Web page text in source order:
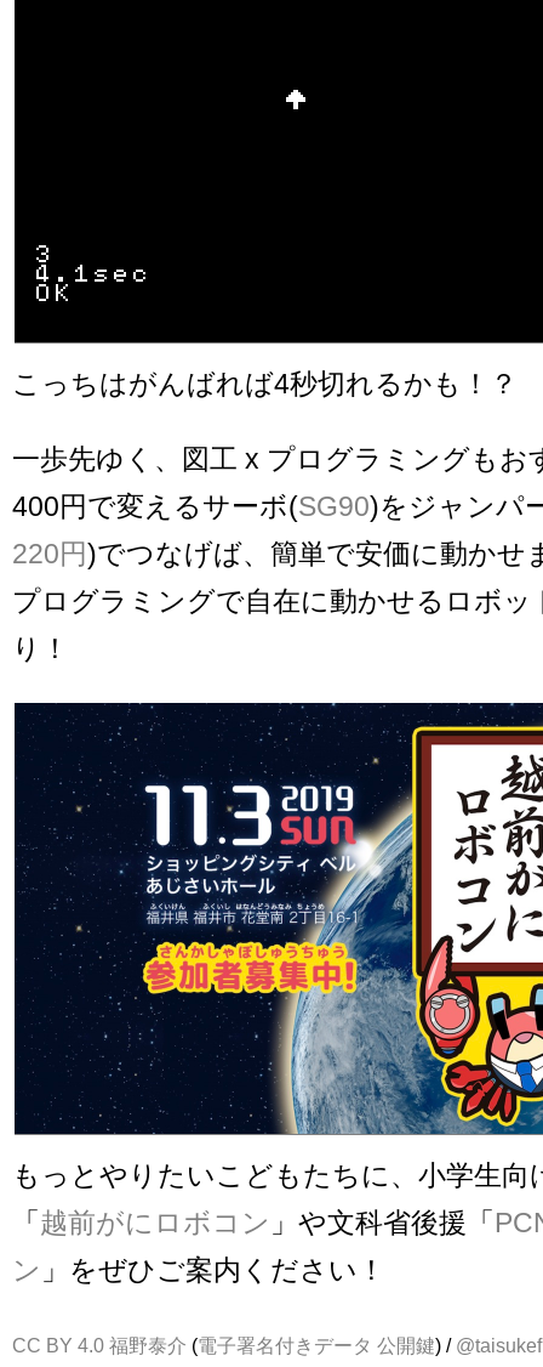
こっちはがんばれば4秒切れるかも！？
一歩先ゆく、図工 x プログラミングもお
400円で変えるサーボ(SG90)をジャンパ
220円)でつなげば、簡単で安価に動かせ
プログラミングで自在に動かせるロボ
り！
もっとやりたいこどもたちに、小学生向
「越前がにロボコン 」や文科省後援「
ン 」をぜひご案内ください！
CC BY 4.0 福野泰介 (電子署名付きデータ 公開鍵) / @taisukef